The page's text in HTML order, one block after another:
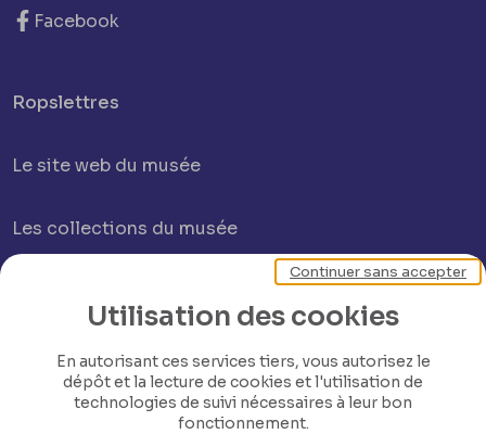
Facebook
Ropslettres
Le site web du musée
Les collections du musée
Comité d’honneur et scientifique
Contact
Utilisation des cookies
En autorisant ces services tiers, vous autorisez le
dépôt et la lecture de cookies et l'utilisation de
technologies de suivi nécessaires à leur bon
fonctionnement.
Continuer sans accepter